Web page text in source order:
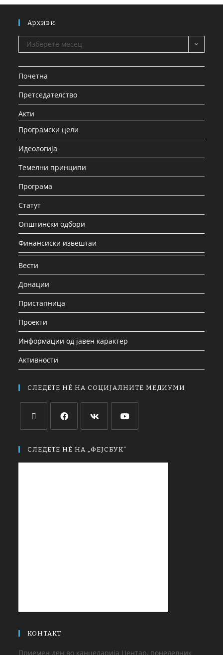
Архиви
Изберете месец
Почетна
Претседателство
Акти
Програмски цели
Идеологија
Темелни принципи
Програма
Статут
Општински одбори
Финансиски извештаи
Вести
Донации
Пристапница
Проекти
Информации од јавен карактер
Активности
СЛЕДЕТЕ НЀ НА СОЦИЈАЛНИТЕ МЕДИУМИ
СЛЕДЕТЕ НЀ НА „ФЕЈСБУК“
КОНТАКТ
Приемен ден во канцеларија Центар, понеделник